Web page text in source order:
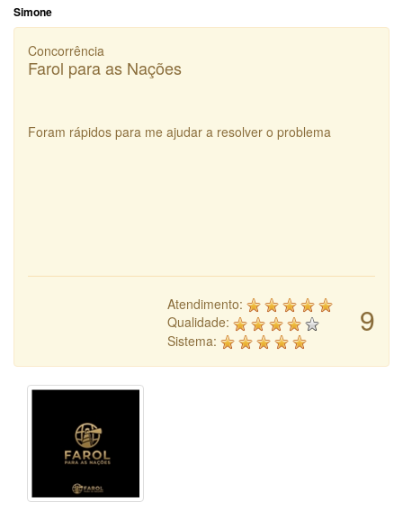
Simone
Concorrência
Farol para as Nações
Foram rápidos para me ajudar a resolver o problema
9
Atendimento:
Qualidade:
Sistema: